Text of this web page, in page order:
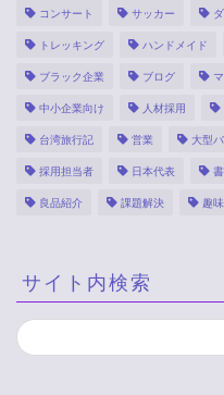
コンサート サッカー
トレッキング ハンドメイド
ブラック企業 ブログ
中小企業向け 人材採用
台湾旅行記 営業 大型
採用担当者 日本代表
良品紹介 課題解決 趣味
サイト内検索